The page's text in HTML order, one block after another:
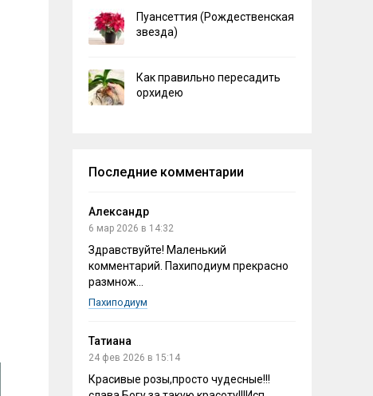
Пуансеттия (Рождественская
звезда)
Как правильно пересадить
орхидею
Последние комментарии
Александр
6 мар 2026 в 14:32
Здравствуйте! Маленький
комментарий. Пахиподиум прекрасно
размнож...
Пахиподиум
Татиана
24 фев 2026 в 15:14
Красивые розы,просто чудесные!!!